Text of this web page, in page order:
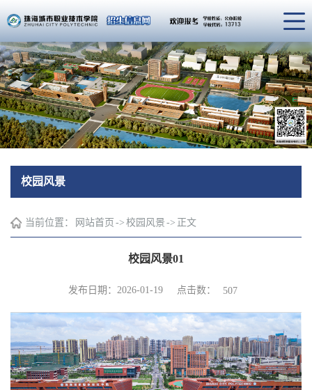
校园风景
当前位置： 网站首页 -> 校园风景 -> 正文
校园风景01
发布日期：2026-01-19 点击数： 507